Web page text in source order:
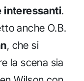
interessanti.
anche O.B.
, che si
la scena sia